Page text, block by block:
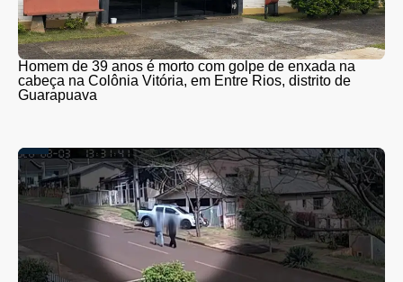
Homem de 39 anos é morto com golpe de enxada na
cabeça na Colônia Vitória, em Entre Rios, distrito de
Guarapuava